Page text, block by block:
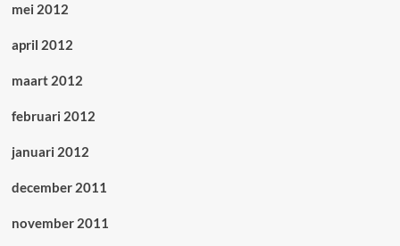
mei 2012
april 2012
maart 2012
februari 2012
januari 2012
december 2011
november 2011